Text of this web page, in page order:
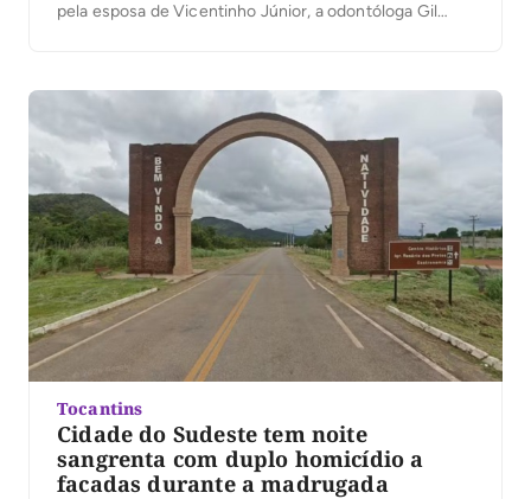
pela esposa de Vicentinho Júnior, a odontóloga Gil
realizado na residência do prefeito Dr. Thiago e reunirá
Tocantins
Cidade do Sudeste tem noite
sangrenta com duplo homicídio a
facadas durante a madrugada